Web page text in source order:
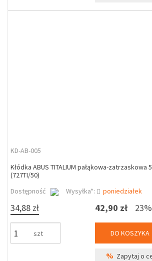
KD-AB-005
Kłódka ABUS TITALIUM pałąkowa-zatrzaskowa
(727TI/50)
Dostępność
Wysyłka*: poniedziałek
34,88 zł
szt
42,90 zł 23%
DO KOSZYKA
% Zapytaj o